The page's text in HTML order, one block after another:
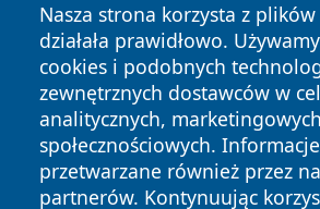
Nasza strona korzysta z
działała prawidłowo.
cookies i podobnych
zewnętrznych dostawców w
analitycznych,
społecznościowych.
przetwarzane również przez
partnerów. Kontynuując
Copyright © 2026 raciborski24.pl
zastrzeżone.